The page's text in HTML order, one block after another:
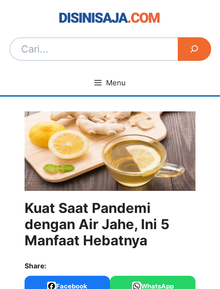
Menu
Kuat Saat Pandemi
dengan Air Jahe, Ini 5
Manfaat Hebatnya
Share:
Facebook WhatsApp